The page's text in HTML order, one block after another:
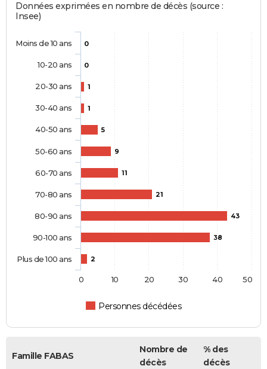
Données exprimées en nombre de décès (source :
Insee)
0
0
1
1
5
9
11
21
43
38
2
Personnes décédées
Moins de 10 ans
10-20 ans
20-30 ans
30-40 ans
40-50 ans
50-60 ans
60-70 ans
70-80 ans
80-90 ans
90-100 ans
Plus de 100 ans
0 10 20 30 40 50
Famille FABAS
Nombre de
décès
% des
décès